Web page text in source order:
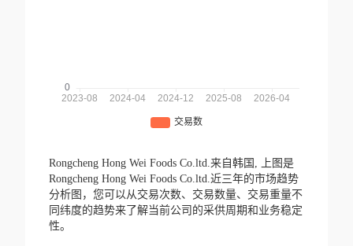
Rongcheng Hong Wei Foods Co.ltd.来自韩国,
上图是
Rongcheng Hong Wei Foods Co.ltd.近三年的市场趋势
分析图，您可以从交易次数、交易数量、交易重量不
同纬度的趋势来了解当前公司的采供周期和业务稳定
性。